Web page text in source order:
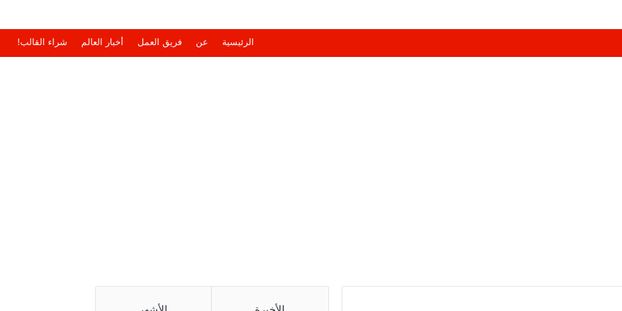
الرئيسية عن فريق العمل أخبار العالم شراء القالب!